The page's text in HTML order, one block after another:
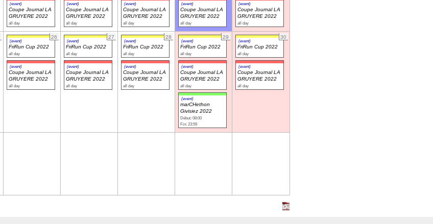
(event)
Coupe Journal LA
GRUYERE 2022
all day
(event)
Coupe Journal LA
GRUYERE 2022
all day
(event)
Coupe Journal LA
GRUYERE 2022
all day
(event)
Coupe Journal LA
GRUYERE 2022
all day
(event)
Coupe Journal LA
GRUYERE 2022
all day
26
(event)
FriRun Cup 2022
all day
(event)
Coupe Journal LA
GRUYERE 2022
all day
27
(event)
FriRun Cup 2022
all day
(event)
Coupe Journal LA
GRUYERE 2022
all day
28
(event)
FriRun Cup 2022
all day
(event)
Coupe Journal LA
GRUYERE 2022
all day
29
(event)
FriRun Cup 2022
all day
(event)
Coupe Journal LA
GRUYERE 2022
all day
(event)
marCHethon
Givisiez 2022
Début: 08:00
Fin: 23:59
30
(event)
FriRun Cup 2022
all day
(event)
Coupe Journal LA
GRUYERE 2022
all day